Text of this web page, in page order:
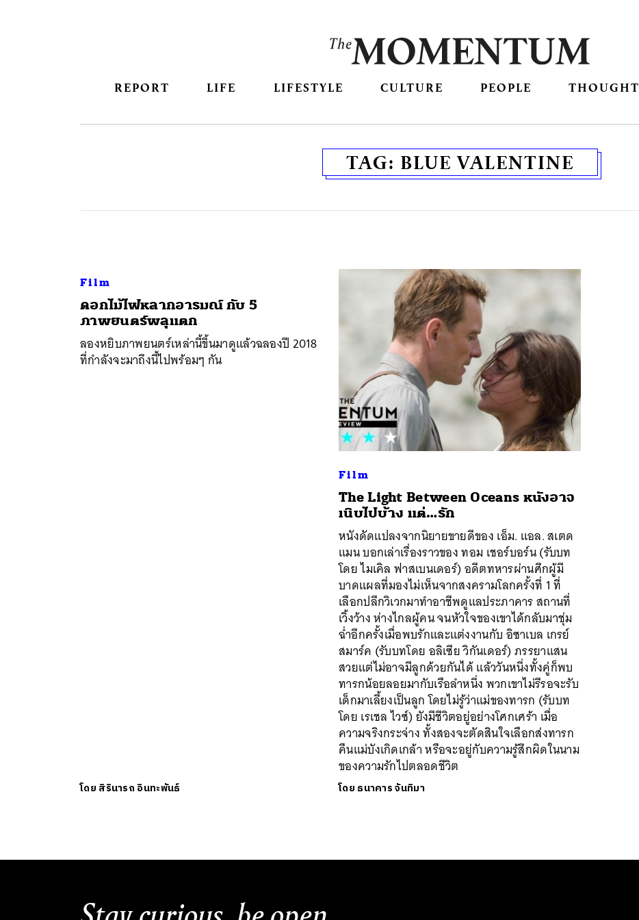
REPORT LIFE LIFESTYLE CULTURE PEOPLE THOUGHT
TAG: BLUE VALENTINE
Film
​ดอกไม้ไฟหลากอารมณ์ กับ 5
ภาพยนตร์พลุแตก
ลองหยิบภาพยนตร์เหล่านี้ขึ้นมาดูแล้วฉลองปี 2018
ที่กำลังจะมาถึงนี้ไปพร้อมๆ กัน
โดย สิรินารถ อินทะพันธ์
Film
The Light Between Oceans หนังอาจ
เนิบไปบ้าง แต่…รัก
หนังดัดแปลงจากนิยายขายดีของ เอ็ม. แอล. สเตด
แมน บอกเล่าเรื่องราวของ ทอม เชอร์บอร์น (รับบท
โดย ไมเคิล ฟาสเบนเดอร์) อดีตทหารผ่านศึกผู้มี
บาดแผลที่มองไม่เห็นจากสงครามโลกครั้งที่ 1 ที่
เลือกปลีกวิเวกมาทำอาชีพดูแลประภาคาร สถานที่
เวิ้งว้าง ห่างไกลผู้คน จนหัวใจของเขาได้กลับมาชุ่ม
ฉ่ำอีกครั้งเมื่อพบรักและแต่งงานกับ อิซาเบล เกรย์
สมาร์ค (รับบทโดย อลิเซีย วิกันเดอร์) ภรรยาแสน
สวยแต่ไม่อาจมีลูกด้วยกันได้ แล้ววันหนึ่งทั้งคู่ก็พบ
ทารกน้อยลอยมากับเรือลำหนึ่ง พวกเขาไม่รีรอจะรับ
เด็กมาเลี้ยงเป็นลูก โดยไม่รู้ว่าแม่ของทารก (รับบท
โดย เรเชล ไวซ์) ยังมีชีวิตอยู่อย่างโศกเศร้า เมื่อ
ความจริงกระจ่าง ทั้งสองจะตัดสินใจเลือกส่งทารก
คืนแม่บังเกิดเกล้า หรือจะอยู่กับความรู้สึกผิดในนาม
ของความรักไปตลอดชีวิต
โดย ธนาคาร จันทิมา
SHARE TWEET LINE EMAIL